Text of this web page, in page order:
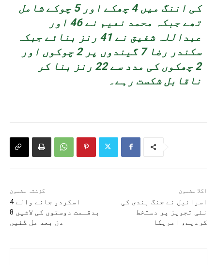
کی اننگ میں 4 چھکے اور 5 چوکے شامل
تھے جبکہ محمد نعیم نے 46 اور
عبداللہ شفیق نے 41 رنز بنائے جبکہ
سکندر رضا 7 گیندوں پر 2 چوکوں اور
2 چھکوں کی مدد سے 22 رنز بنا کر
ناقابل شکست رہے۔
گزشتہ مضمون
اسکردو جانے والے 4
بدقسمت دوستوں کی لاشیں 8
دن بعد مل گئیں
اگلا مضمون
اسرائیل نے جنگ بندی کی
نئی تجویز پر دستخط
کردیے، امریکا